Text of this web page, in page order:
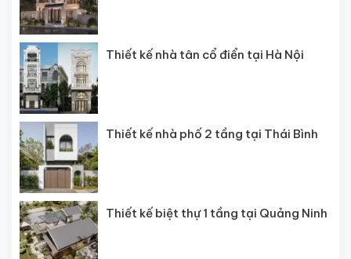
Thiết kế nhà tân cổ điển tại Hà Nội
Thiết kế nhà phố 2 tầng tại Thái Bình
Thiết kế biệt thự 1 tầng tại Quảng Ninh